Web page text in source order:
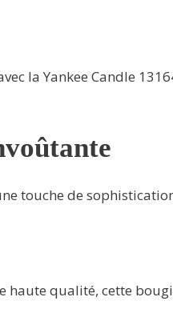
la Yankee Candle
touche de
haute qualité, cette